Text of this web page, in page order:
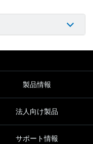
製品情報
法人向け製品
サポート情報